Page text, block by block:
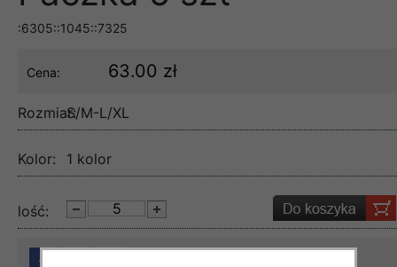
:6305::1045::7325
Cena: 63.00 zł
Rozmiar:S/M-L/XL
Kolor: 1 kolor
lość: